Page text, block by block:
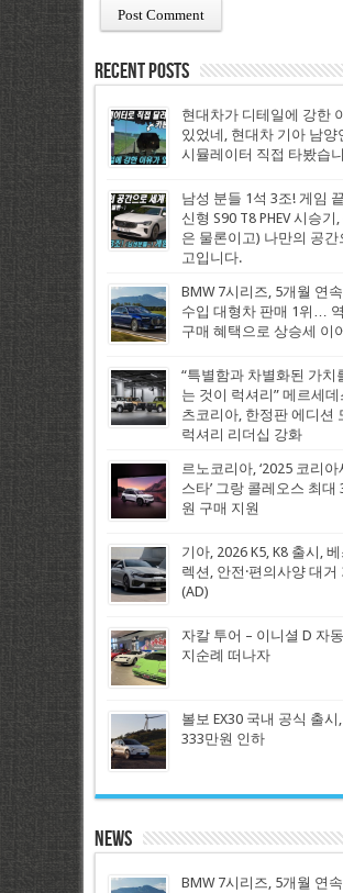
Recent Posts
현대차가 디테일에 강한
있었네, 현대차 기아 남양
시뮬레이터 직접 타봤습
남성 분들 1석 3조! 게임
신형 S90 T8 PHEV 시승기
은 물론이고) 나만의 공간
고입니다.
BMW 7시리즈, 5개월 연
수입 대형차 판매 1위…
구매 혜택으로 상승세 이
“특별함과 차별화된 가치
는 것이 럭셔리” 메르세데
츠코리아, 한정판 에디션
럭셔리 리더십 강화
르노코리아, ‘2025 코리아
스타’ 그랑 콜레오스 최대
원 구매 지원
기아, 2026 K5, K8 출시,
렉션, 안전·편의사양 대거
(AD)
자칼 투어 – 이니셜 D 자
지순례 떠나자
볼보 EX30 국내 공식 출시
333만원 인하
News
BMW 7시리즈, 5개월 연